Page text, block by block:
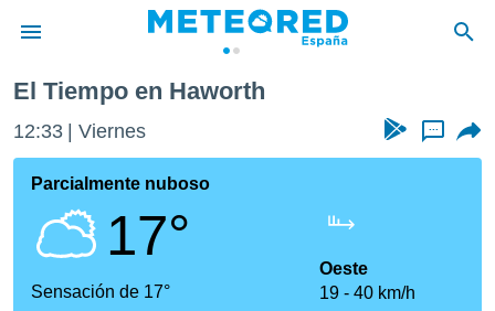
de
por
se
calidad.
a este
las
El Tiempo en Haworth
12:33 Viernes ...
Parcialmente nuboso
17°
Sensación de 17°
Oeste
19
40 km/h